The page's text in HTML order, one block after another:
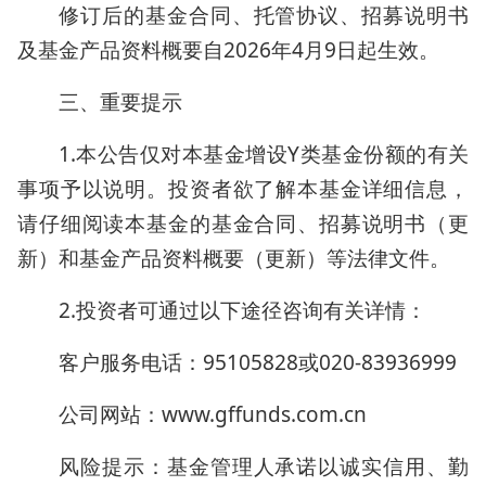
修订后的基金合同、托管协议、招募说明书
及基金产品资料概要自2026年4月9日起生效。
三、重要提示
1.本公告仅对本基金增设Y类基金份额的有关
事项予以说明。投资者欲了解本基金详细信息，
请仔细阅读本基金的基金合同、招募说明书（更
新）和基金产品资料概要（更新）等法律文件。
2.投资者可通过以下途径咨询有关详情：
客户服务电话：95105828或020-83936999
公司网站：www.gffunds.com.cn
风险提示：基金管理人承诺以诚实信用、勤